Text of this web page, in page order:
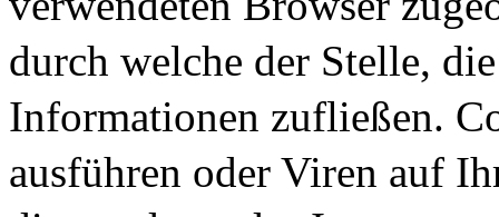
durch welche der Stelle,
Informationen zufließen.
ausführen oder Viren auf